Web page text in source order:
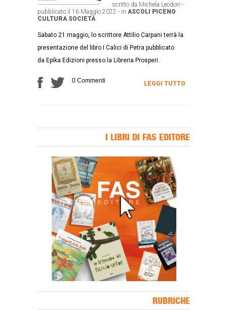
scritto da Michela Leodori -
pubblicato il 16 Maggio 2022 - in ASCOLI PICENO
CULTURA SOCIETÀ
Sabato 21 maggio, lo scrittore Attilio Carpani terrà la
presentazione del libro I Calici di Petra pubblicato
da Epika Edizioni presso la Libreria Prosperi.
0 Commenti LEGGI TUTTO
I LIBRI DI FAS EDITORE
RUBRICHE